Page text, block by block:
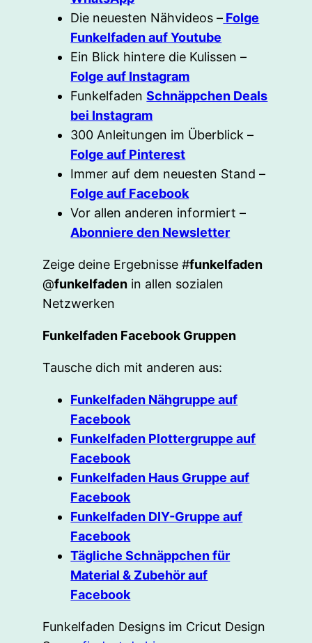
Die neuesten Nähvideos – Folge
Funkelfaden auf Youtube
Ein Blick hintere die Kulissen –
Folge auf Instagram
FunkelfadenSchnäppchen Deals
bei Instagram
300 Anleitungen im Überblick –
Folge auf Pinterest
Immer auf dem neuesten Stand –
Folge auf Facebook
Vor allen anderen informiert –
Abonniere den Newsletter
Zeige deine Ergebnisse #funkelfaden
@funkelfaden in allen sozialen
Netzwerken
Funkelfaden Facebook Gruppen
Tausche dich mit anderen aus:
Funkelfaden Nähgruppe auf
Facebook
Funkelfaden Plottergruppe auf
Facebook
Funkelfaden Haus Gruppe auf
Facebook
Funkelfaden DIY-Gruppe auf
Facebook
Tägliche Schnäppchen für
Material & Zubehör auf
Facebook
Funkelfaden Designs im Cricut Design